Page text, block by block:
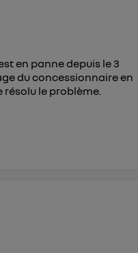
en panne depuis le 3
du concessionnaire en
résolu le problème.
la navigation des membres du foyer
sur la navigation de l'utilisateur du
surle portail d’Utiq("
de ce site. Pour plus